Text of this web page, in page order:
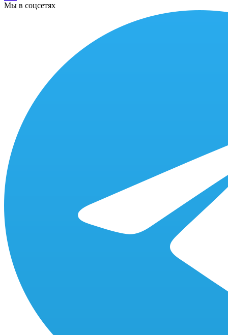
Мы в соцсетях